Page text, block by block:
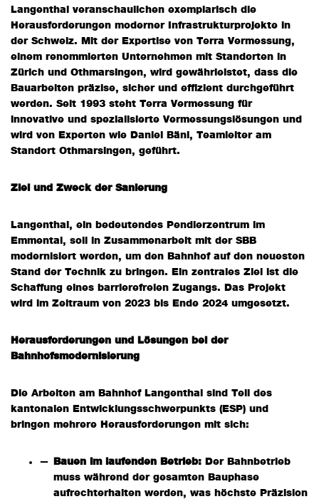
Langenthal veranschaulichen exemplarisch die
Herausforderungen moderner Infrastrukturprojekte in
der Schweiz. Mit der Expertise von Terra Vermessung,
einem renommierten Unternehmen mit Standorten in
Zürich und Othmarsingen, wird gewährleistet, dass die
Bauarbeiten präzise, sicher und effizient durchgeführt
werden. Seit 1993 steht Terra Vermessung für
innovative und spezialisierte Vermessungslösungen und
wird von Experten wie Daniel Bäni, Teamleiter am
Standort Othmarsingen, geführt.
Ziel und Zweck der Sanierung
Langenthal, ein bedeutendes Pendlerzentrum im
Emmental, soll in Zusammenarbeit mit der SBB
modernisiert werden, um den Bahnhof auf den neuesten
Stand der Technik zu bringen. Ein zentrales Ziel ist die
Schaffung eines barrierefreien Zugangs. Das Projekt
wird im Zeitraum von 2023 bis Ende 2024 umgesetzt.
Herausforderungen und Lösungen bei der
Bahnhofsmodernisierung
Die Arbeiten am Bahnhof Langenthal sind Teil des
kantonalen Entwicklungsschwerpunkts (ESP) und
bringen mehrere Herausforderungen mit sich:
Bauen im laufenden Betrieb:Der Bahnbetrieb
muss während der gesamten Bauphase
aufrechterhalten werden, was höchste Präzision